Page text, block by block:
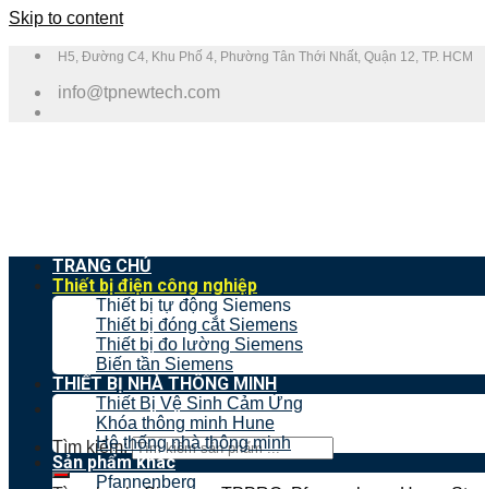
Skip to content
H5, Đường C4, Khu Phố 4, Phường Tân Thới Nhất, Quận 12, TP. HCM
info@tpnewtech.com
Tìm kiếm:
TRANG CHỦ
Thiết bị điện công nghiệp
Thiết bị tự động Siemens
Thiết bị đóng cắt Siemens
Thiết bị đo lường Siemens
Biến tần Siemens
THIẾT BỊ NHÀ THÔNG MINH
Thiết Bị Vệ Sinh Cảm Ứng
Khóa thông minh Hune
Hệ thống nhà thông minh
Sản phẩm khác
Pfannenberg